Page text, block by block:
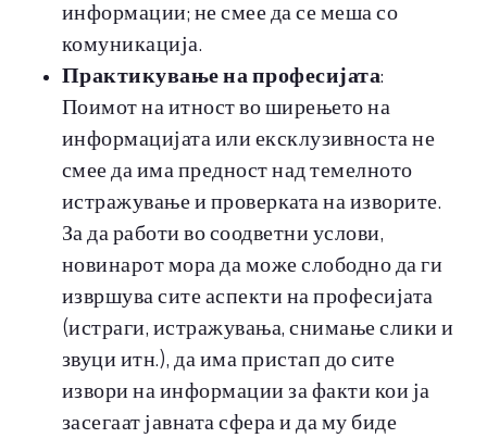
информации; не смее да се меша со
комуникација.
Практикување на професијата:
Поимот на итност во ширењето на
информацијата или ексклузивноста не
смее да има предност над темелното
истражување и проверката на изворите.
За да работи во соодветни услови,
новинарот мора да може слободно да ги
извршува сите аспекти на професијата
(истраги, истражувања, снимање слики и
звуци итн.), да има пристап до сите
извори на информации за факти кои ја
засегаат јавната сфера и да му биде